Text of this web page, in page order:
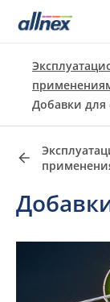
Добавки